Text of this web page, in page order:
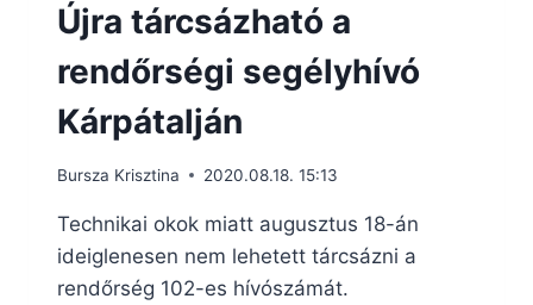
Újra tárcsázható a
rendőrségi segélyhívó
Kárpátalján
Bursza Krisztina 2020.08.18. 15:13
Technikai okok miatt augusztus 18-án
ideiglenesen nem lehetett tárcsázni a
rendőrség 102-es hívószámát.